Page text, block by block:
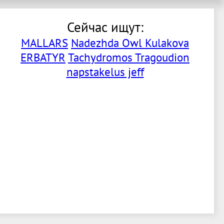
Сейчас ищут:
MALLARS Nadezhda Owl Kulakova
ERBATYR Tachydromos Tragoudion
napstakelus jeff